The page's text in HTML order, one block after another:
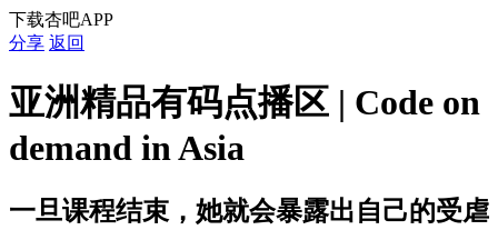
下载杏吧APP
分享 返回
亚洲精品有码点播区 | Code on
demand in Asia
一旦课程结束，她就会暴露出自己的受虐